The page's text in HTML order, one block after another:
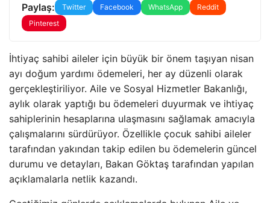
Paylaş: Twitter Facebook WhatsApp
Reddit
Pinterest
İhtiyaç sahibi aileler için büyük bir önem taşıyan nisan
ayı doğum yardımı ödemeleri, her ay düzenli olarak
gerçekleştiriliyor. Aile ve Sosyal Hizmetler Bakanlığı,
aylık olarak yaptığı bu ödemeleri duyurmak ve ihtiyaç
sahiplerinin hesaplarına ulaşmasını sağlamak amacıyla
çalışmalarını sürdürüyor. Özellikle çocuk sahibi aileler
tarafından yakından takip edilen bu ödemelerin güncel
durumu ve detayları, Bakan Göktaş tarafından yapılan
açıklamalarla netlik kazandı.